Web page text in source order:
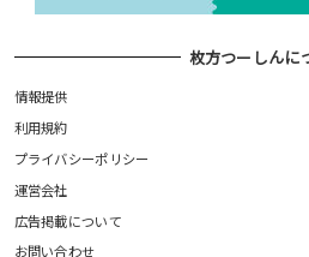
枚方つーしんに
情報提供
利用規約
プライバシーポリシー
運営会社
広告掲載について
お問い合わせ